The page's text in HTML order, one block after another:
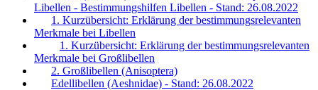
Libellen - Bestimmungshilfen Libellen - Stand: 26.08.2022
1. Kurzübersicht: Erklärung der bestimmungsrelevanten
Merkmale bei Libellen
1. Kurzübersicht: Erklärung der bestimmungsrelevanten
Merkmale bei Großlibellen
2. Großlibellen (Anisoptera)
Edellibellen (Aeshnidae) - Stand: 26.08.2022